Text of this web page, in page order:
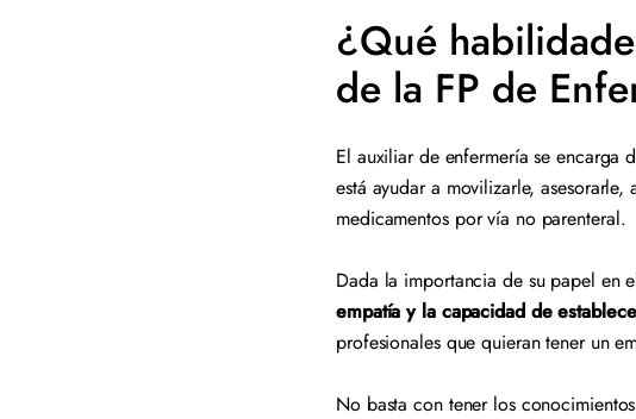
¿Qué
de la FP de
El auxiliar de enfermería se encarga
está ayudar a movilizarle,
medicamentos por vía no parenteral.
Dada la importancia de su papel en
empatía y la capacidad de
profesionales que quieran tener un
No basta con tener los